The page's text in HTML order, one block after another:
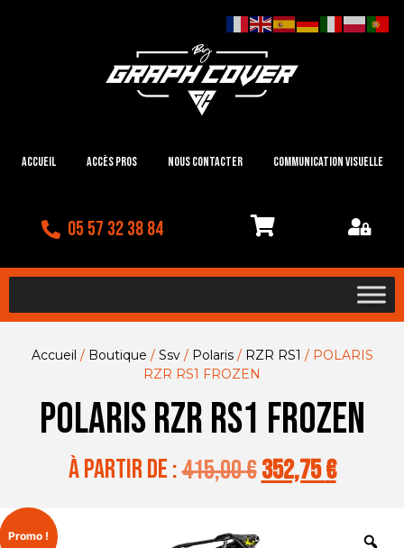
Accueil Accès Pros Nous contacter Communication visuelle
05 57 32 38 84
Accueil / Boutique / Ssv/ Polaris/ RZR RS1 / POLARIS
RZR RS1 FROZEN
POLARIS RZR RS1 FROZEN
à partir de :415,00€352,75€
Promo !